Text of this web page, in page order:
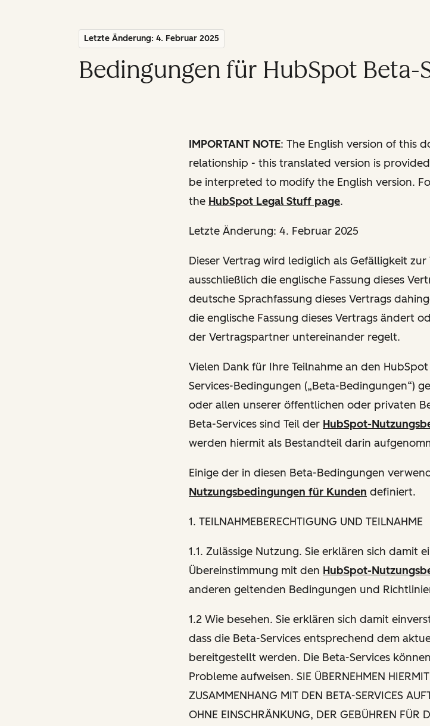
Letzte Änderung: 4. Februar 2025
Bedingungen für HubSpot Beta-
IMPORTANT NOTE: The English version of this
relationship - this translated version is
be interpreted to modify the English version.
the HubSpot Legal Stuff page.
Letzte Änderung: 4. Februar 2025
Dieser Vertrag wird lediglich als Gefälligkeit
ausschließlich die englische Fassung dieses
deutsche Sprachfassung dieses Vertrags
die englische Fassung dieses Vertrags ändert
der Vertragspartner untereinander regelt.
Vielen Dank für Ihre Teilnahme an den
Services-Bedingungen („Beta-Bedingungen“)
oder allen unserer öffentlichen oder privaten
Beta-Services sind Teil der HubSpot-
werden hiermit als Bestandteil darin
Einige der in diesen Beta-Bedingungen
Nutzungsbedingungen für Kunden definiert.
1. TEILNAHMEBERECHTIGUNG UND TEILNAHME
1.1. Zulässige Nutzung. Sie erklären sich damit
Übereinstimmung mit den HubSpot-
anderen geltenden Bedingungen und
1.2 Wie besehen. Sie erklären sich damit
dass die Beta-Services entsprechend dem
bereitgestellt werden. Die Beta-Services
Probleme aufweisen. SIE ÜBERNEHMEN
ZUSAMMENHANG MIT DEN BETA-SERVICES
OHNE EINSCHRÄNKUNG, DER GEBÜHREN FÜR